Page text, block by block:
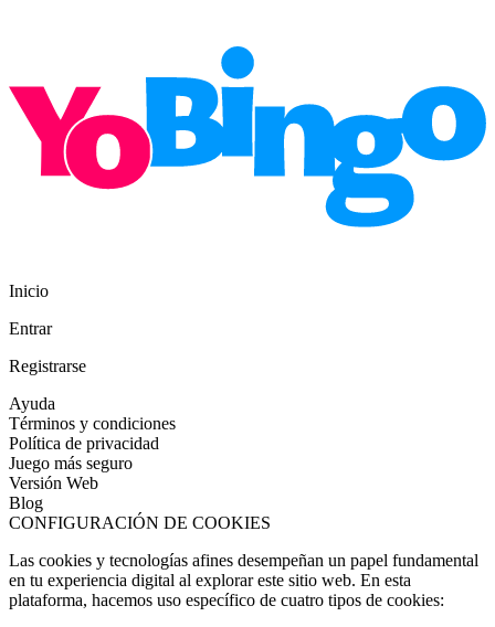
Inicio
Entrar
Registrarse
Ayuda
Términos y condiciones
Política de privacidad
Juego más seguro
Versión Web
Blog
CONFIGURACIÓN DE COOKIES
Las cookies y tecnologías afines desempeñan un papel fundamental
en tu experiencia digital al explorar este sitio web. En esta
plataforma, hacemos uso específico de cuatro tipos de cookies: